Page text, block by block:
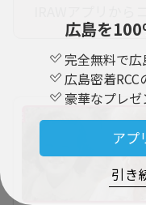
広島を
完全無料で広
広島密着
豪華なプレ
アプ
引き
IRAWアプリから